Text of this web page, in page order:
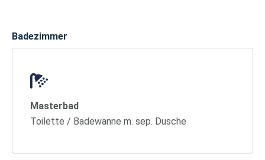
Badezimmer
Masterbad
Toilette / Badewanne m. sep. Dusche